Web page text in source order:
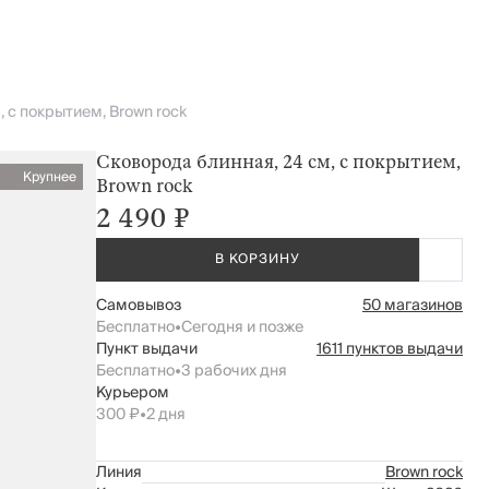
покрытием, Brown rock
Крупнее
Сковорода блинная, 24 см, с покрытием,
Brown rock
2 490 ₽
В КОРЗИНУ
Самовывоз
50 магазинов
Бесплатно•Сегодня и позже
Пункт выдачи
1611 пунктов выдачи
Бесплатно•3 рабочих дня
Курьером
300 ₽•2 дня
Линия
Brown rock